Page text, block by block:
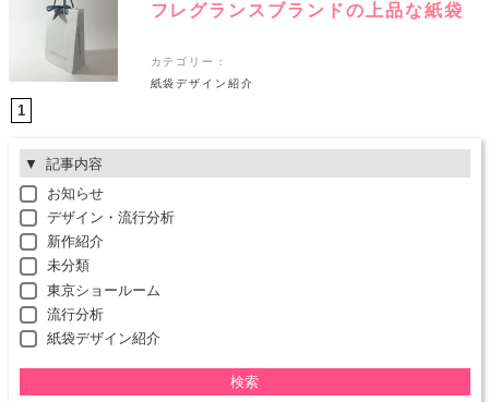
フレグランスブランドの上品な紙袋
カテゴリー：
紙袋デザイン紹介
1
記事内容
お知らせ
デザイン・流行分析
新作紹介
未分類
東京ショールーム
流行分析
紙袋デザイン紹介
検索